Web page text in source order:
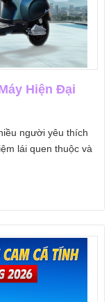
Hiện Đại
người yêu thích
lái quen thuộc và